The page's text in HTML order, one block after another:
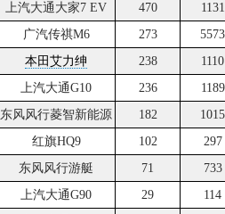
上汽大通大家7 EV 470 1131
广汽传祺M6 273 5573
本田艾力绅 238 1110
上汽大通G10 236 1189
东风风行菱智新能源 182 1015
红旗HQ9 102 297
东风风行游艇 71 733
上汽大通G90 29 114